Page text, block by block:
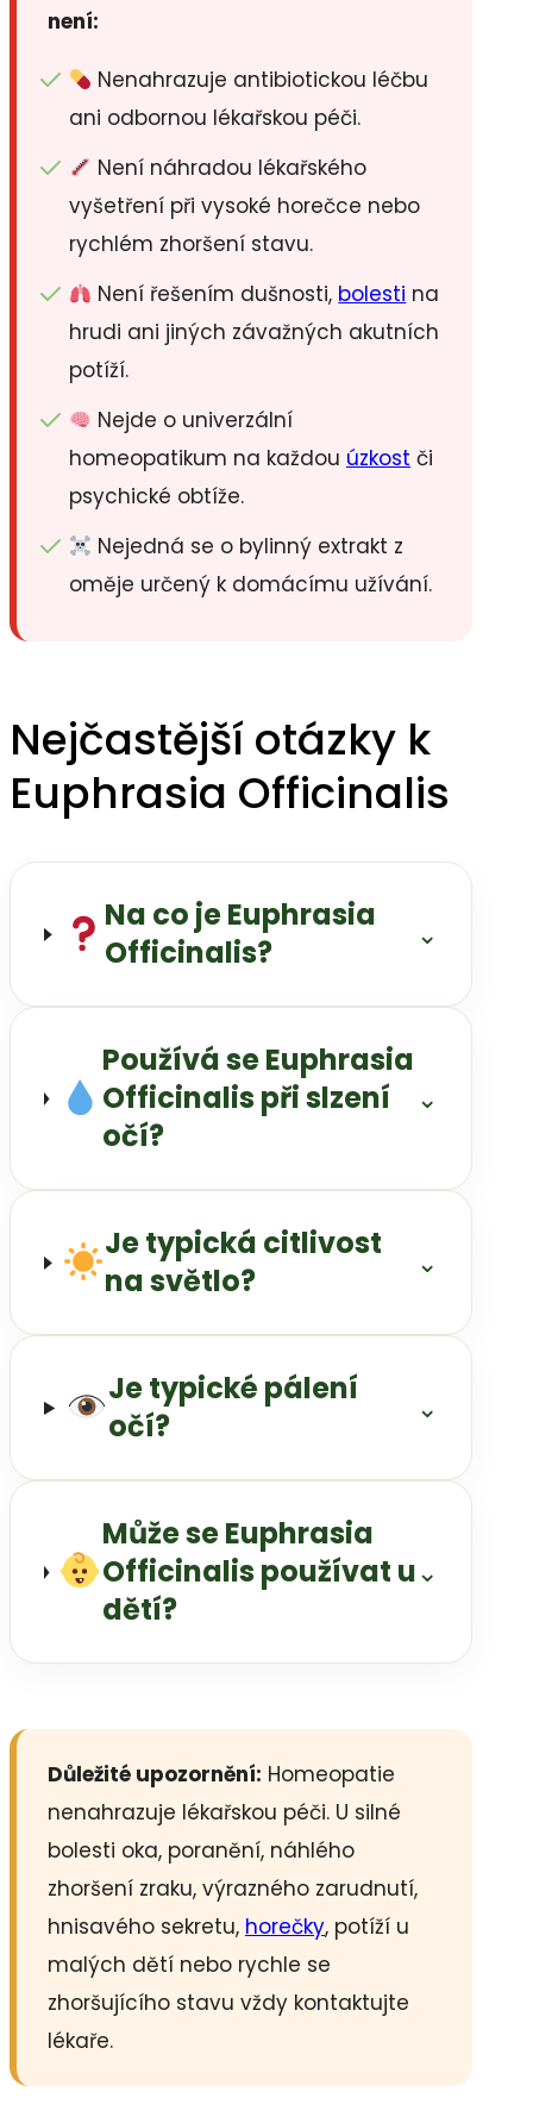
není:
Nenahrazuje antibiotickou léčbu
ani odbornou lékařskou péči.
Není náhradou lékařského
vyšetření při vysoké horečce nebo
rychlém zhoršení stavu.
Není řešením dušnosti, bolesti na
hrudi ani jiných závažných akutních
potíží.
Nejde o univerzální
homeopatikum na každou úzkost či
psychické obtíže.
Nejedná se o bylinný extrakt z
oměje určený k domácímu užívání.
Nejčastější otázky k
Euphrasia Officinalis
Na co je Euphrasia
Officinalis?
⌄
Používá se Euphrasia
Officinalis při slzení
očí?
⌄
Je typická citlivost
na světlo?
⌄
Je typické pálení
očí?
⌄
Může se Euphrasia
Officinalis používat u
dětí?
⌄
Důležité upozornění: Homeopatie
nenahrazuje lékařskou péči. U silné
bolesti oka, poranění, náhlého
zhoršení zraku, výrazného zarudnutí,
hnisavého sekretu, horečky, potíží u
malých dětí nebo rychle se
zhoršujícího stavu vždy kontaktujte
lékaře.